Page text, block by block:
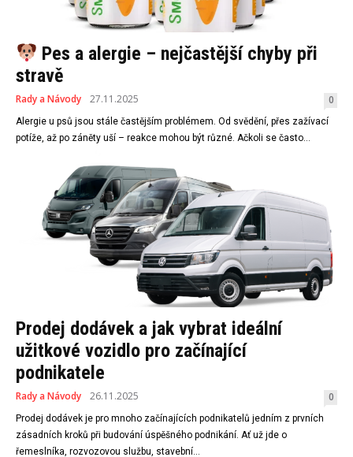
Pes a alergie – nejčastější chyby při
stravě
Rady a Návody 27.11.2025 0
Alergie u psů jsou stále častějším problémem. Od svědění, přes zažívací
potíže, až po záněty uší – reakce mohou být různé. Ačkoli se často...
Prodej dodávek a jak vybrat ideální
užitkové vozidlo pro začínající
podnikatele
Rady a Návody 26.11.2025 0
Prodej dodávek je pro mnoho začínajících podnikatelů jedním z prvních
zásadních kroků při budování úspěšného podnikání. Ať už jde o
řemeslníka, rozvozovou službu, stavební...